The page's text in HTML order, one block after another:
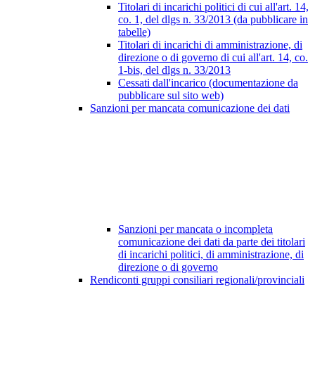
Titolari di incarichi politici di cui all'art. 14,
co. 1, del dlgs n. 33/2013 (da pubblicare in
tabelle)
Titolari di incarichi di amministrazione, di
direzione o di governo di cui all'art. 14, co.
1-bis, del dlgs n. 33/2013
Cessati dall'incarico (documentazione da
pubblicare sul sito web)
Sanzioni per mancata comunicazione dei dati
Sanzioni per mancata o incompleta
comunicazione dei dati da parte dei titolari
di incarichi politici, di amministrazione, di
direzione o di governo
Rendiconti gruppi consiliari regionali/provinciali